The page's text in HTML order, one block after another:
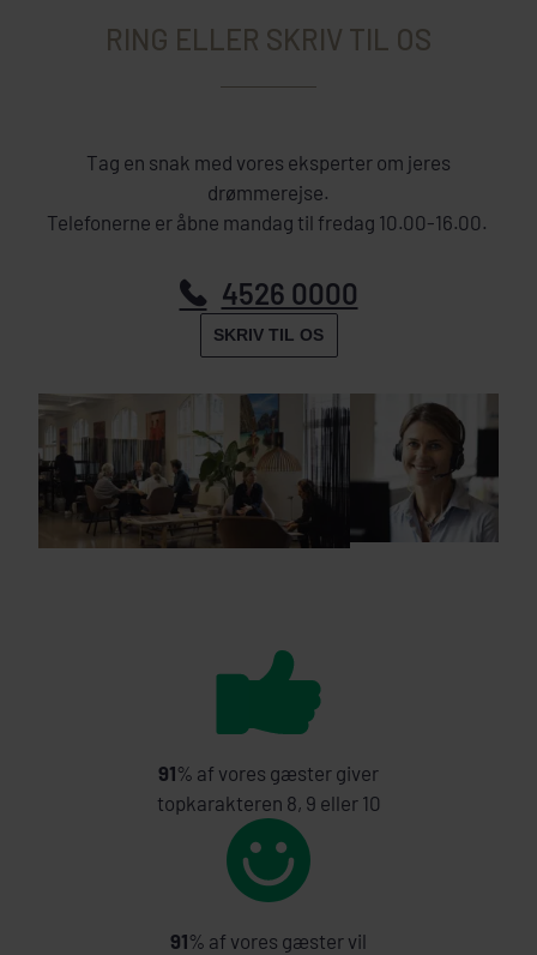
RING ELLER SKRIV TIL OS
Tag en snak med vores eksperter om jeres
drømmerejse.
Telefonerne er åbne mandag til fredag 10.00-16.00.
4526 0000
SKRIV TIL OS
91% af vores gæster giver
topkarakteren 8, 9 eller 10
91% af vores gæster vil